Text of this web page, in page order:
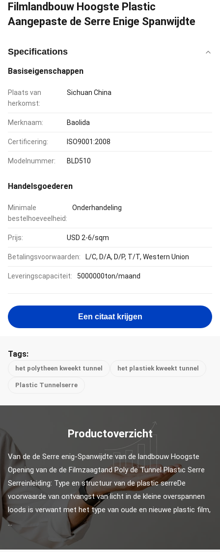
Filmlandbouw Hoogste Plastic
Aangepaste de Serre Enige Spanwijdte
Specifications
Basiseigenschappen
Plaats van
herkomst:
Sichuan China
Merknaam: Baolida
Certificering: ISO9001:2008
Modelnummer: BLD510
Handelsgoederen
Minimale
bestelhoeveelheid:
Onderhandeling
Prijs: USD 2-6/sqm
Betalingsvoorwaarden: L/C, D/A, D/P, T/T, Western Union
Leveringscapaciteit: 5000000ton/maand
Een citaat krijgen
Tags:
het polytheen kweekt tunnel het plastiek kweekt tunnel
Plastic Tunnelserre
Productoverzicht
Van de de Serre enig-Spanwijdte van de landbouw Hoogste
Opening van de de Filmzaagtand Poly de Tunnel Plastic Serre
Serreinleiding: Type en structuur van de plastic serreDe
voorwaarde van ontvangst van licht in de kleine overspannen
loods is verwant met het type van oude en nieuwe plastic film,
...